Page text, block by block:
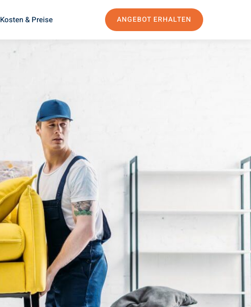
Kosten & Preise ANGEBOT ERHALTEN